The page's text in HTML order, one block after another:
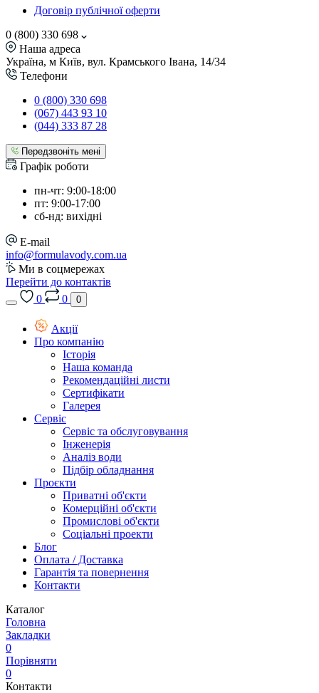
Договір публічної оферти
0 (800) 330 698
Наша адреса
Україна, м Київ, вул. Крамського Івана, 14/34
Телефони
0 (800) 330 698
(067) 443 93 10
(044) 333 87 28
Передзвоніть мені
Графік роботи
пн-чт: 9:00-18:00
пт: 9:00-17:00
сб-нд: вихідні
E-mail
info@formulavody.com.ua
Ми в соцмережах
Перейти до контактів
0
0 0
Акції
Про компанію
Історія
Наша команда
Рекомендаційні листи
Сертифікати
Галерея
Сервіс
Сервіс та обслуговування
Інженерія
Аналіз води
Підбір обладнання
Проєкти
Приватні об'єкти
Комерційні об'єкти
Промислові об'єкти
Соціальні проекти
Блог
Оплата / Доставка
Гарантія та повернення
Контакти
Каталог
Головна
Закладки
0
Порівняти
0
Контакти